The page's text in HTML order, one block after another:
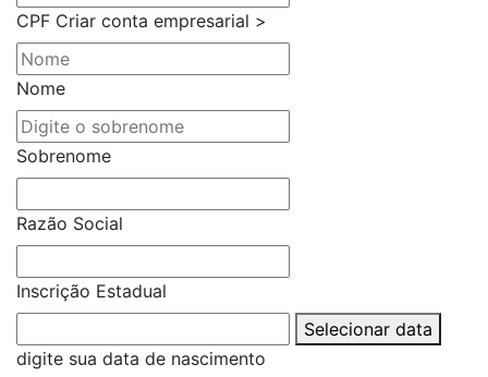
CPF Criar conta empresarial >
Nome
Sobrenome
Razão Social
Inscrição Estadual
Selecionar data
digite sua data de nascimento